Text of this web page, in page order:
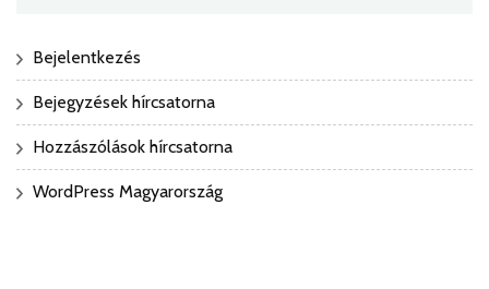
Bejelentkezés
Bejegyzések hírcsatorna
Hozzászólások hírcsatorna
WordPress Magyarország